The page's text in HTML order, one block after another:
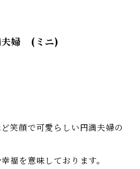
婦 (ミニ)
笑顔で可愛らしい円満夫婦の
福を意味しております。